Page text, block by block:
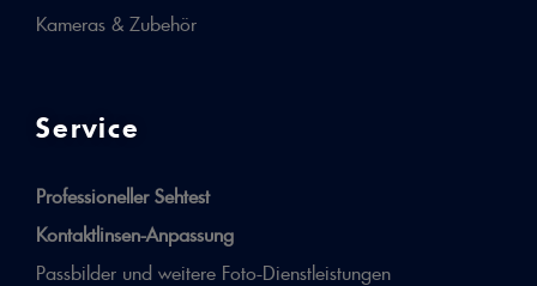
Kameras & Zubehör
Service
Professioneller Sehtest
Kontaktlinsen-Anpassung
Passbilder und weitere Foto-Dienstleistungen